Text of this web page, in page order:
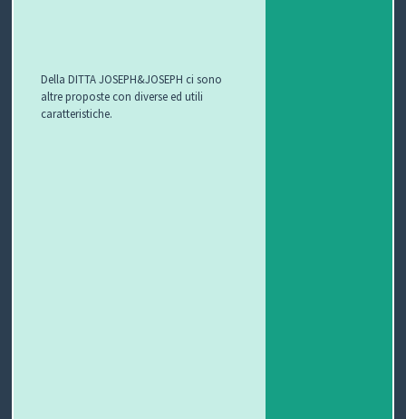
Della DITTA JOSEPH&JOSEPH ci sono
altre proposte con diverse ed utili
caratteristiche.